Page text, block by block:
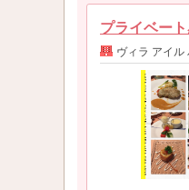
プライベー
ヴィラ アイル